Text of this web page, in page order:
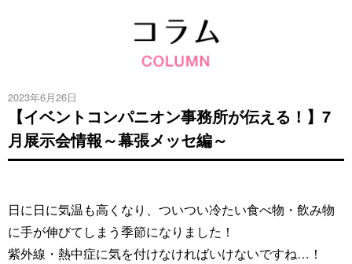
2023年6月26日
【イベントコンパニオン事務所が伝える！】7
月展示会情報～幕張メッセ編～
日に日に気温も高くなり、ついつい冷たい食べ物・飲み物
に手が伸びてしまう季節になりました！
紫外線・熱中症に気を付けなければいけないですね…！